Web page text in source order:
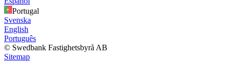
Portugal
Svenska
English
Português
© Swedbank Fastighetsbyrå AB
Sitemap